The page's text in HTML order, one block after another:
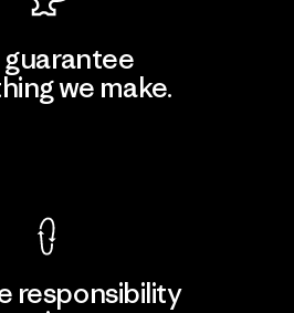
guarantee
we make.
responsibility